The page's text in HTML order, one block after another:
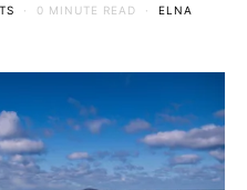
0 MINUTE READ ELNA